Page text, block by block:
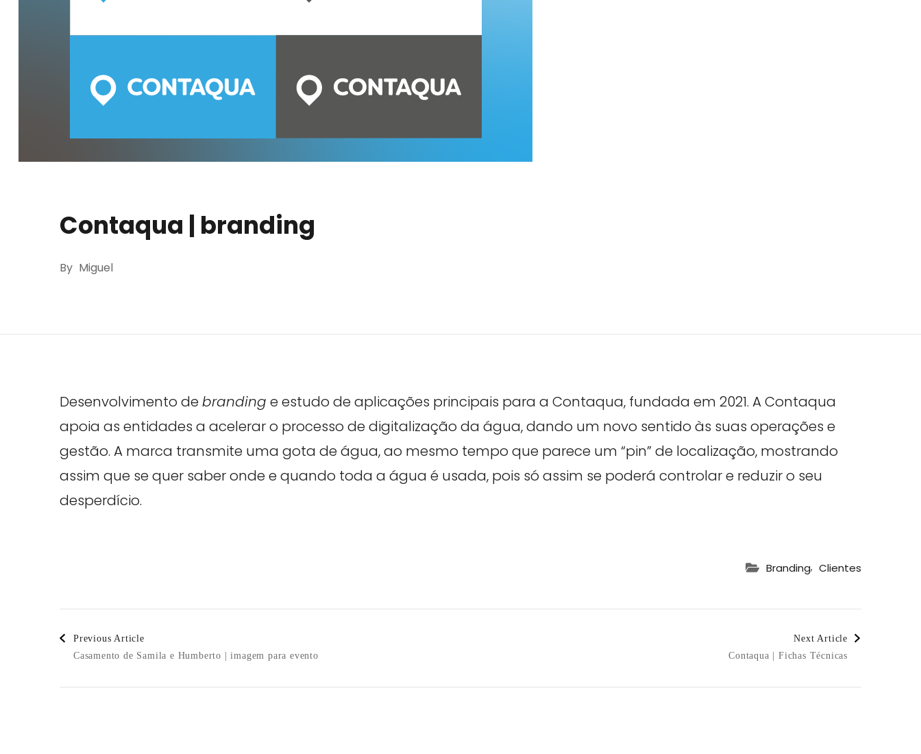
Contaqua | branding
By Miguel
Desenvolvimento de branding e estudo de aplicações principais para a Contaqua, fundada em 2021. A Contaqua
apoia as entidades a acelerar o processo de digitalização da água, dando um novo sentido às suas operações e
gestão. A marca transmite uma gota de água, ao mesmo tempo que parece um “pin” de localização, mostrando
assim que se quer saber onde e quando toda a água é usada, pois só assim se poderá controlar e reduzir o seu
desperdício.
Branding, Clientes
Post
Navigation
Previous Article
Casamento de Samila e Humberto | imagem para evento
Next Article
Contaqua | Fichas Técnicas